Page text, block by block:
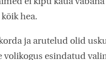
hea.
ja arutelud olid
volikogus esindatud